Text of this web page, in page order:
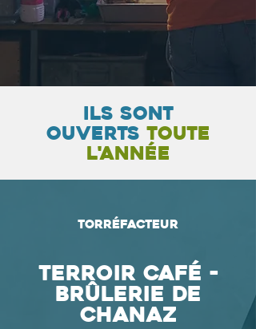
Ils sont
ouverts toute
l'année
Torréfacteur
Terroir Café -
Brûlerie de
chanaz